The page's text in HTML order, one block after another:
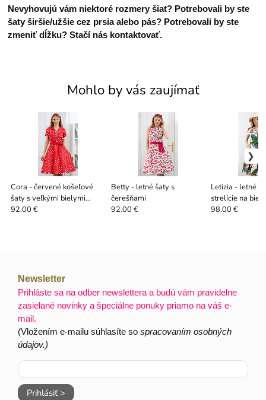
Nevyhovujú vám niektoré rozmery šiat? Potrebovali by ste
šaty širšie/užšie cez prsia alebo pás? Potrebovali by ste
zmeniť dĺžku? Stačí nás kontaktovať.
Mohlo by vás zaujímať
Cora - červené košeľové
šaty s veľkými bielymi
bodkami
92.00 €
Betty - letné šaty s
čerešňami
92.00 €
Letizia - letné
strelície na
podklade
98.00 €
Newsletter
Prihláste sa na odber newslettera a budú vám pravidelne
zasielané novinky a špeciálne ponuky priamo na váš e-
mail.
(Vložením e-mailu súhlasíte sospracovaním osobných
údajov.)
Prihlásiť >